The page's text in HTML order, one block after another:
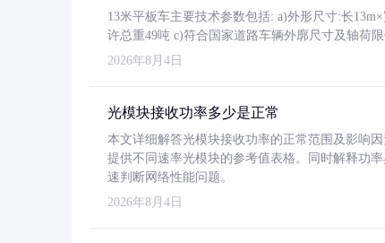
13米平板车主要技术参数包括: a)外形尺寸:长
许总重49吨 c)符合国家道路车辆外廓尺寸及轴荷
2026年8月4日
光模块接收功率多少是正常
本文详细解答光模块接收功率的正常范围及影响
提供不同速率光模块的参考值表格。同时解释功
速判断网络性能问题。
2026年8月4日